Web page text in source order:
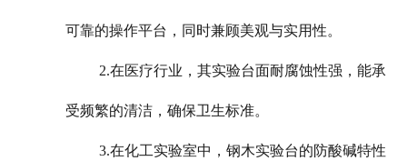
可靠的操作平台，同时兼顾美观与实用性。
2.在医疗行业，其实验台面耐腐蚀性强，能承
受频繁的清洁，确保卫生标准。
3.在化工实验室中，钢木实验台的防酸碱特性